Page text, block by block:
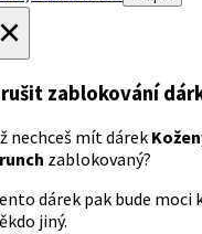
zablokování
nechceš mít dárek
zablokovaný?
dárek pak bude moci
jiný.